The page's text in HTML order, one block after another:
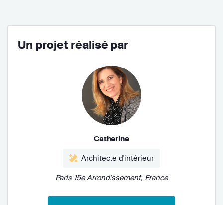
Un projet réalisé par
Catherine
Architecte d'intérieur
Paris 15e Arrondissement, France